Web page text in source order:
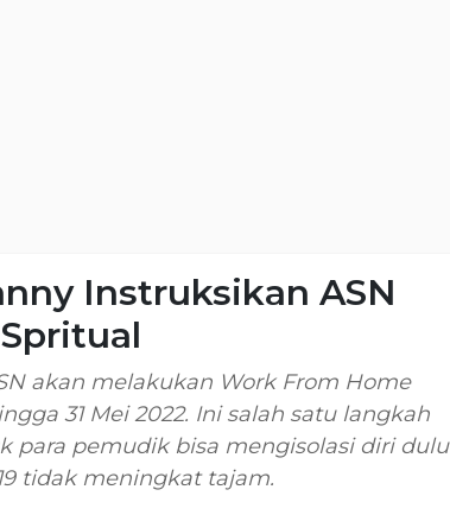
Instruksikan ASN
akan melakukan Work From Home
31 Mei 2022. Ini salah satu langkah
para pemudik bisa mengisolasi diri dulu
tidak meningkat tajam.